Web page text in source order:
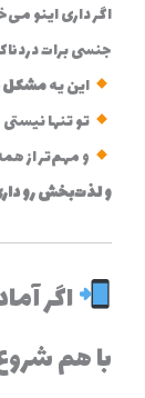
اگر داری اینو
جنسی برات
این یهمشکل
تو تنها نیستی
و مهم‌تر از
و لذت‌بخش رو
اگر
با هم